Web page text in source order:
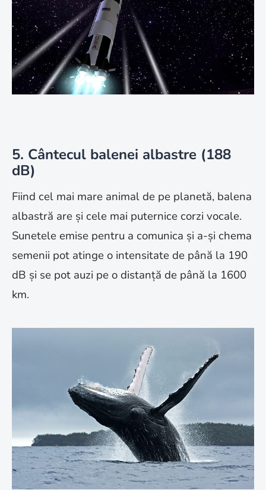
5. Cântecul balenei albastre (188
dB)
Fiind cel mai mare animal de pe planetă, balena
albastră are și cele mai puternice corzi vocale.
Sunetele emise pentru a comunica și a-și chema
semenii pot atinge o intensitate de până la 190
dB și se pot auzi pe o distanță de până la 1600
km.